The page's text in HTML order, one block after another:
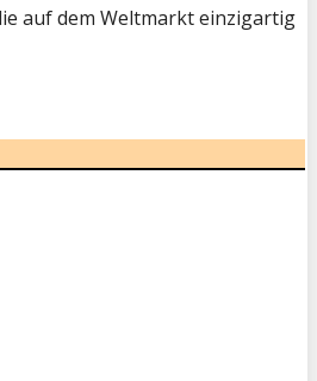
auf dem Weltmarkt einzigartig